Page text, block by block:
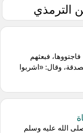
الترمذي
فبعثهم
وقال: «اشربوا
الله عليه وسلم